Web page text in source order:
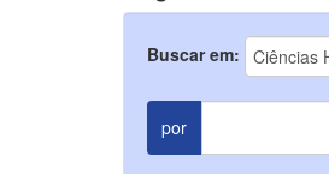
Buscar em:
por